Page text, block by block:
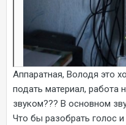
Аппаратная, Володя это
подать материал, работа
звуком??? В основном
Что бы разобрать голос